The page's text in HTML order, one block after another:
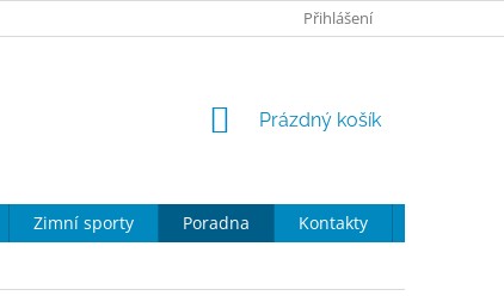
NAKUPTE U NÁS
Přihlášení
NÁKUPNÍ
Prázdný košík
Zimní sporty Poradna Kontakty